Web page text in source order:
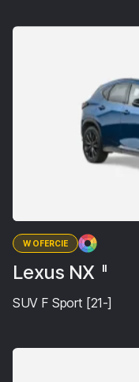
W OFERCIE
Lexus NX II
SUV F Sport [21-]